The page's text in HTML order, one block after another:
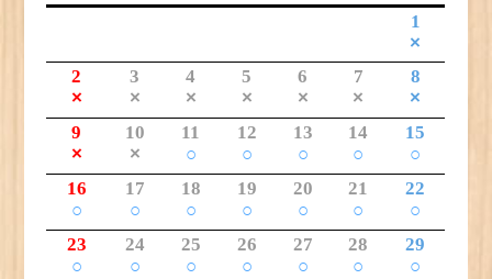
1
×
2
×
3
×
4
×
5
×
6
×
7
×
8
×
9
×
10
×
11
○
12
○
13
○
14
○
15
○
16
○
17
○
18
○
19
○
20
○
21
○
22
○
23
○
24
○
25
○
26
○
27
○
28
○
29
○